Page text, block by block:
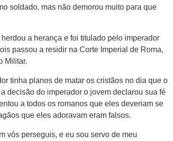
soldado, mas não demorou muito para que
a herança e foi titulado pelo imperador
passou a residir na Corte Imperial de Roma,
Militar.
tinha planos de matar os cristãos no dia que o
decisão do imperador o jovem declarou sua fé
a todos os romanos que eles deveriam se
que eles adoravam eram falsos.
vós perseguis, e eu sou servo de meu